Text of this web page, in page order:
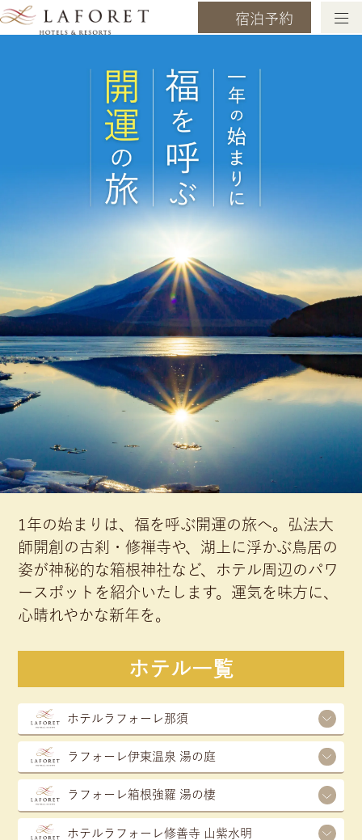
宿泊予約
1年の始まりに 福を呼ぶ開運の旅
1年の始まりは、福を呼ぶ開運の旅へ。弘法大
師開創の古刹・修禅寺や、湖上に浮かぶ鳥居の
姿が神秘的な箱根神社など、ホテル周辺のパワ
ースポットを紹介いたします。運気を味方に、
心晴れやかな新年を。
ホテル一覧
ホテルラフォーレ那須
ラフォーレ伊東温泉 湯の庭
ラフォーレ箱根強羅 湯の棲
ホテルラフォーレ修善寺 山紫水明